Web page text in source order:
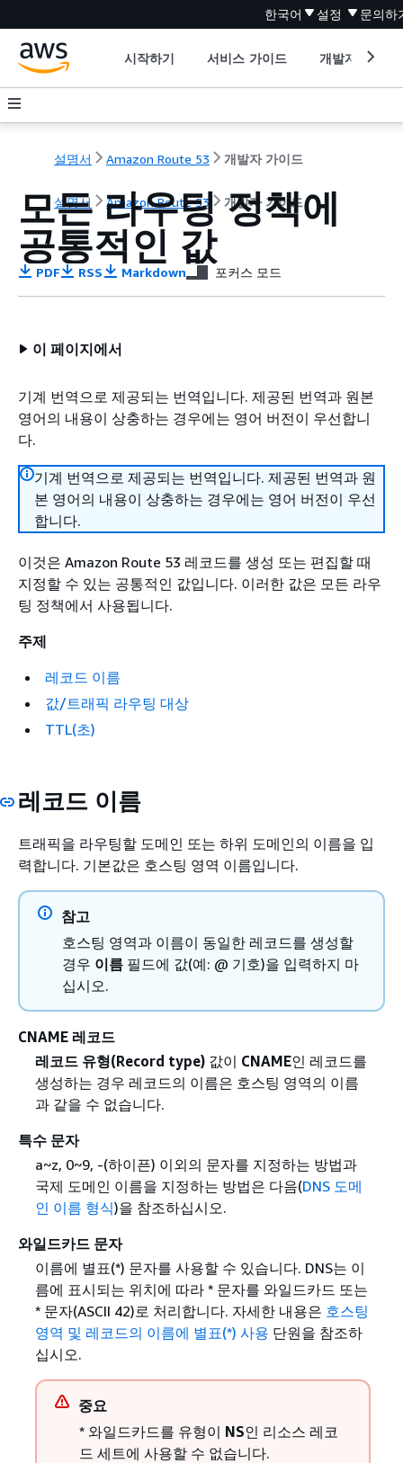
한국어 설정 문의하
시작하기 서비스 가이드 개발자 도구
설명서 Amazon Route 53 개발자 가이드
설명서 Amazon Route 53 개발자 가이드
모든 라우팅 정책에
공통적인 값
PDF RSS Markdown 포커스 모드
이 페이지에서
기계 번역으로 제공되는 번역입니다. 제공된 번역과 원본
영어의 내용이 상충하는 경우에는 영어 버전이 우선합니
다.
기계 번역으로 제공되는 번역입니다. 제공된 번역과 원
본 영어의 내용이 상충하는 경우에는 영어 버전이 우선
합니다.
이것은 Amazon Route 53 레코드를 생성 또는 편집할 때
지정할 수 있는 공통적인 값입니다. 이러한 값은 모든 라우
팅 정책에서 사용됩니다.
주제
레코드 이름
값/트래픽 라우팅 대상
TTL(초)
레코드 이름
트래픽을 라우팅할 도메인 또는 하위 도메인의 이름을 입
력합니다. 기본값은 호스팅 영역 이름입니다.
참고
호스팅 영역과 이름이 동일한 레코드를 생성할
경우 이름 필드에 값(예: @ 기호)을 입력하지 마
십시오.
CNAME 레코드
레코드 유형(Record type)값이 CNAME인 레코드를
생성하는 경우 레코드의 이름은 호스팅 영역의 이름
과 같을 수 없습니다.
특수 문자
a~z, 0~9, -(하이픈) 이외의 문자를 지정하는 방법과
국제 도메인 이름을 지정하는 방법은 다음(DNS 도메
인 이름 형식)을 참조하십시오.
와일드카드 문자
이름에 별표(*) 문자를 사용할 수 있습니다. DNS는 이
름에 표시되는 위치에 따라 * 문자를 와일드카드 또는
* 문자(ASCII 42)로 처리합니다. 자세한 내용은 호스팅
영역 및 레코드의 이름에 별표(*) 사용 단원을 참조하
십시오.
중요
* 와일드카드를 유형이 NS인 리소스 레코
드 세트에 사용할 수 없습니다.